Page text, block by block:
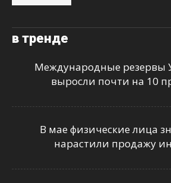
в тренде
Международные резервы
выросли почти на 10
В мае физические лица
нарастили продажу